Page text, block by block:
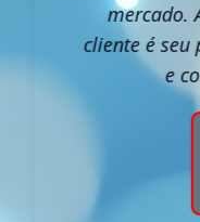
mercado.
cliente é
e